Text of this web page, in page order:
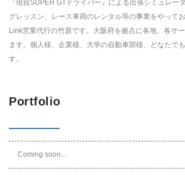
『現役SUPER GTドライバー』による出張シミュレー
グレッスン、レース車両のレンタル等の事業をやって
Link営業代行の竹原です。大阪府を拠点に各地、各サ
ます。個人様、企業様、大学の自動車部様、どなたで
す。
Portfolio
Coming soon...